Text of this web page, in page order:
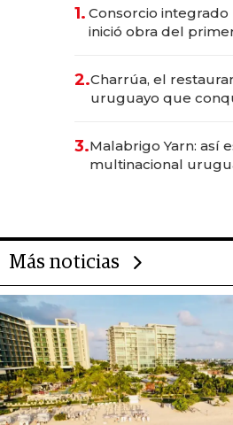
1. Consorcio integrado
inició obra del
millones
2.Charrúa, el
uruguayo que
anticipación y
3.Malabrigo Yarn: así
multinacional
Más noticias